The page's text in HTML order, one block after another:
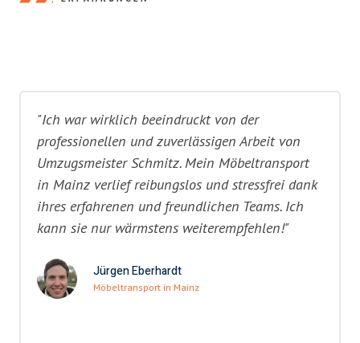
"Ich war wirklich beeindruckt von der
professionellen und zuverlässigen Arbeit von
Umzugsmeister Schmitz. Mein Möbeltransport
in Mainz verlief reibungslos und stressfrei dank
ihres erfahrenen und freundlichen Teams. Ich
kann sie nur wärmstens weiterempfehlen!"
Jürgen Eberhardt
Möbeltransport in Mainz